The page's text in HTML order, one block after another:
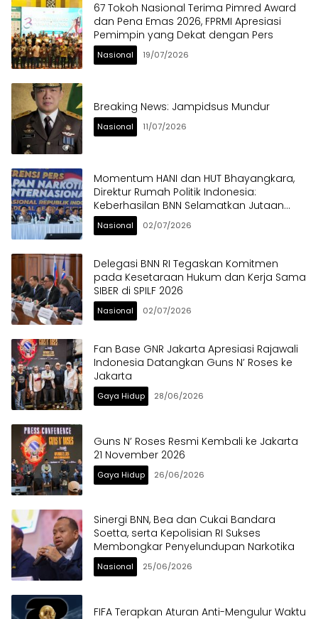
67 Tokoh Nasional Terima Pimred Award
dan Pena Emas 2026, FPRMI Apresiasi
Pemimpin yang Dekat dengan Pers
Nasional 19/07/2026
Breaking News: Jampidsus Mundur
Nasional 11/07/2026
Momentum HANI dan HUT Bhayangkara,
Direktur Rumah Politik Indonesia:
Keberhasilan BNN Selamatkan Jutaan
Anak Bangsa dari Ancaman Narkoba
Nasional 02/07/2026
Delegasi BNN RI Tegaskan Komitmen
pada Kesetaraan Hukum dan Kerja Sama
SIBER di SPILF 2026
Nasional 02/07/2026
Fan Base GNR Jakarta Apresiasi Rajawali
Indonesia Datangkan Guns N’ Roses ke
Jakarta
Gaya Hidup 28/06/2026
Guns N’ Roses Resmi Kembali ke Jakarta
21 November 2026
Gaya Hidup 26/06/2026
Sinergi BNN, Bea dan Cukai Bandara
Soetta, serta Kepolisian RI Sukses
Membongkar Penyelundupan Narkotika
Nasional 25/06/2026
FIFA Terapkan Aturan Anti-Mengulur Waktu